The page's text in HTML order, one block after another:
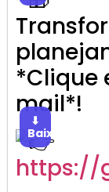
*Clique
mail*!
⬇
Baixar
https://